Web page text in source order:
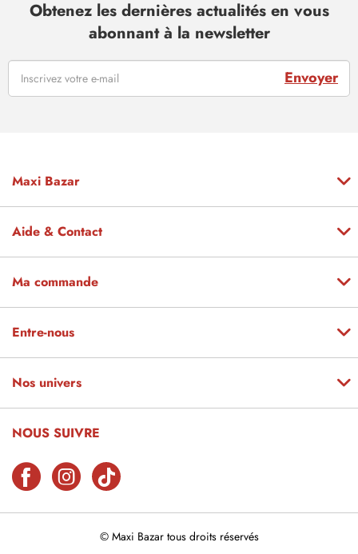
Obtenez les dernières actualités en vous
abonnant à la newsletter
Envoyer
Maxi Bazar
Aide & Contact
Ma commande
Entre-nous
Nos univers
NOUS SUIVRE
© Maxi Bazar tous droits réservés